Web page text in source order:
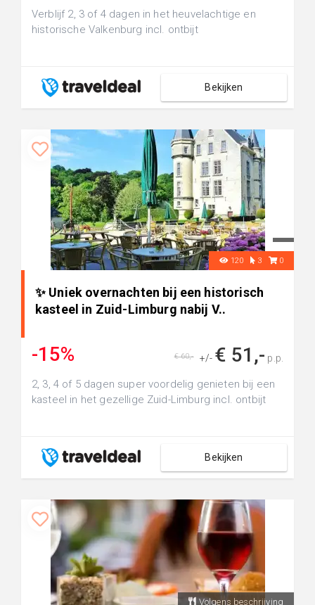
Verblijf 2, 3 of 4 dagen in het heuvelachtige en
historische Valkenburg incl. ontbijt
Bekijken
120 3 0
✨ Uniek overnachten bij een historisch
kasteel in Zuid-Limburg nabij V..
-15% +/- € 51,- p.p.
€ 60,-
2, 3, 4 of 5 dagen super voordelig genieten bij een
kasteel in het gezellige Zuid-Limburg incl. ontbijt
Bekijken
Volgens beschrijving